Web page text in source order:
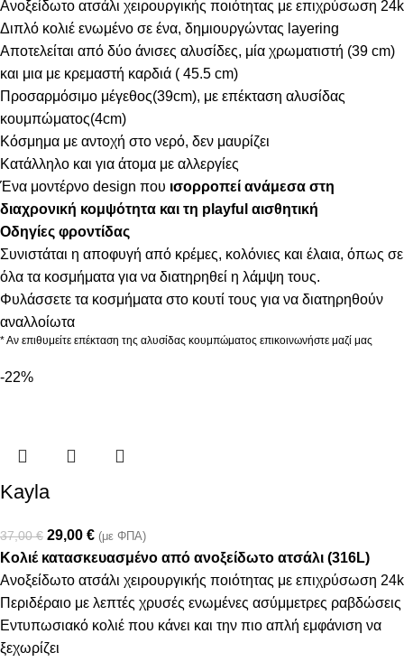
Ανοξείδωτο ατσάλι χειρουργικής ποιότητας με επιχρύσωση 24k
Διπλό κολιέ ενωμένο σε ένα, δημιουργώντας layering
Αποτελείται από δύο άνισες αλυσίδες, μία χρωματιστή (39 cm)
και μια με κρεμαστή καρδιά ( 45.5 cm)
Προσαρμόσιμο μέγεθος(39cm), με επέκταση αλυσίδας
κουμπώματος(4cm)
Κόσμημα με αντοχή στο νερό, δεν μαυρίζει
Κατάλληλο και για άτομα με αλλεργίες
Ένα μοντέρνο design που ισορροπεί ανάμεσα στη
διαχρονική κομψότητα και τη playful αισθητική
Οδηγίες φροντίδας
Συνιστάται η αποφυγή από κρέμες, κολόνιες και έλαια, όπως σε
όλα τα κοσμήματα για να διατηρηθεί η λάμψη τους.
Φυλάσσετε τα κοσμήματα στο κουτί τους για να διατηρηθούν
αναλλοίωτα
* Αν επιθυμείτε επέκταση της αλυσίδας κουμπώματος επικοινωνήστε μαζί μας
-22%
Kayla
37,00€ 29,00 € (με ΦΠΑ)
Κολιέ κατασκευασμένο από ανοξείδωτο ατσάλι (316L)
Ανοξείδωτο ατσάλι χειρουργικής ποιότητας με επιχρύσωση 24k
Περιδέραιο με λεπτές χρυσές ενωμένες ασύμμετρες ραβδώσεις
Εντυπωσιακό κολιέ που κάνει και την πιο απλή εμφάνιση να
ξεχωρίζει